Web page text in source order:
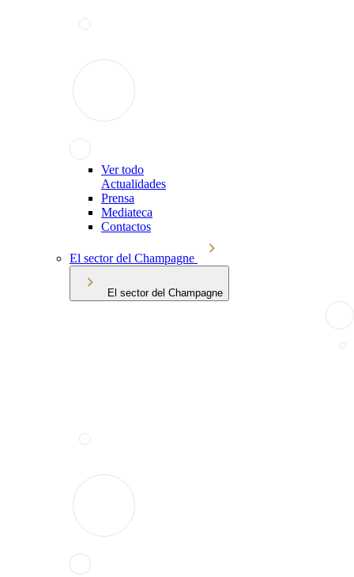
Ver todo
Actualidades
Prensa
Mediateca
Contactos
El sector del Champagne
El sector del Champagne